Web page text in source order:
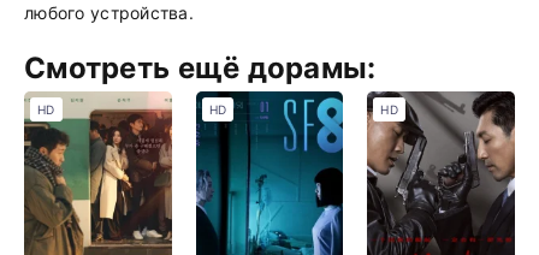
любого устройства.
Смотреть ещё дорамы:
HD HD HD